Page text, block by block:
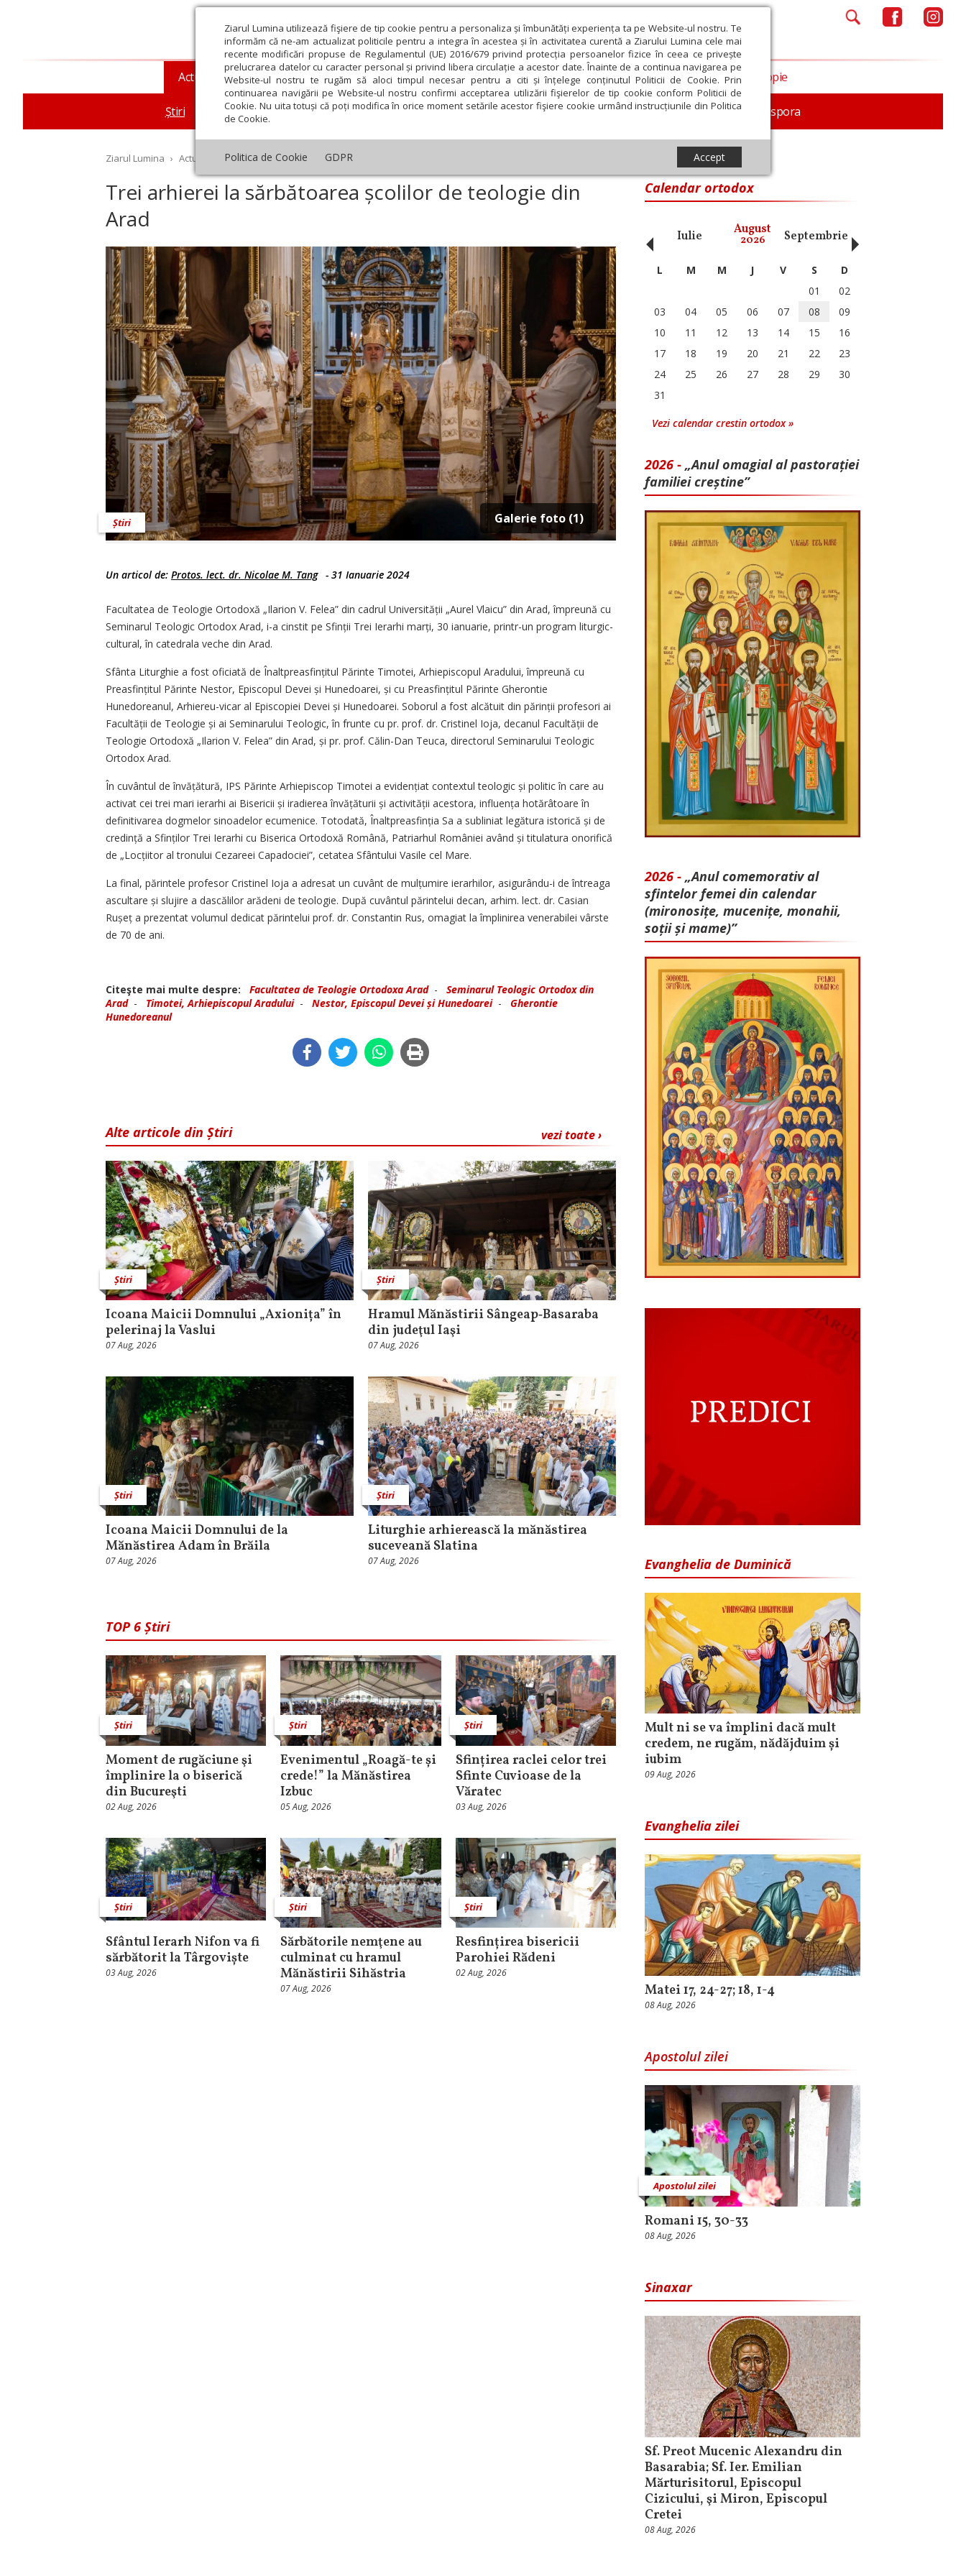
Ziarul Lumina utilizează fişiere de tip cookie pentru a personaliza și îmbunătăți experiența ta pe Website-ul nostru. Te
informăm că ne-am actualizat politicile pentru a integra în acestea și în activitatea curentă a Ziarului Lumina cele mai
recente modificări propuse de Regulamentul (UE) 2016/679 privind protecția persoanelor fizice în ceea ce privește
prelucrarea datelor cu caracter personal și privind libera circulație a acestor date. Înainte de a continua navigarea pe
Website-ul nostru te rugăm să aloci timpul necesar pentru a citi și înțelege conținutul Politicii de Cookie. Prin
continuarea navigării pe Website-ul nostru confirmi acceptarea utilizării fişierelor de tip cookie conform Politicii de
Cookie. Nu uita totuși că poți modifica în orice moment setările acestor fişiere cookie urmând instrucțiunile din Politica
de Cookie.
Politica de Cookie GDPR Accept
Actualitate religioasă
Știri Mesaje și cuvântări An omagial Comunicate de presă Documentar In memoriam Diaspora
Teologie și spiritualitate Educaţie și Cultură Societate Opinii Filantropie
Ziarul Lumina › Actualitate religioasă › Știri › Trei arhierei la sărbătoarea școlilor de teologie din Arad
Trei arhierei la sărbătoarea școlilor de teologie din
Arad
Galerie foto (1)
Știri
Un articol de: Protos. lect. dr. Nicolae M. Tang - 31 Ianuarie 2024
Facultatea de Teologie Ortodoxă „Ilarion V. Felea” din cadrul Universității „Aurel Vlaicu” din Arad, împreună cu
Seminarul Teologic Ortodox Arad, i-a cinstit pe Sfinții Trei Ierarhi marți, 30 ianuarie, printr-un program liturgic-
cultural, în catedrala veche din Arad.
Sfânta Liturghie a fost oficiată de Înaltpreasfințitul Părinte Timotei, Arhiepiscopul Aradului, împreună cu
Preasfințitul Părinte Nestor, Episcopul Devei și Hunedoarei, și cu Preasfințitul Părinte Gherontie
Hunedoreanul, Arhi­ereu-vicar al Episcopiei Devei și Hunedoarei. Soborul a fost alcătuit din părinții profesori ai
Facultății de Teologie și ai Seminarului Teologic, în frunte cu pr. prof. dr. Cristinel Ioja, decanul Facultății de
Teologie Ortodoxă „Ilarion V. Felea” din Arad, și pr. prof. Călin-Dan Teuca, directorul Seminarului Teologic
Ortodox Arad.
În cuvântul de învățătură, IPS Părinte Arhiepiscop Timotei a evidențiat contextul teologic și politic în care au
activat cei trei mari ierarhi ai Bisericii și iradierea învățăturii și activității acestora, influența hotărâtoare în
definitivarea dogmelor sinoadelor ecumenice. Totodată, Înaltprea­sfinția Sa a subliniat legătura istorică și de
credință a Sfinților Trei Ierarhi cu Biserica Ortodoxă Română, Patriarhul României având și titulatura onorifică
de „Locțiitor al tronului Cezareei Capadociei”, cetatea Sfântului Vasile cel Mare.
La final, părintele profesor Cristinel Ioja a adresat un cuvânt de mulțumire ierarhilor, asigurându-i de întreaga
ascultare și slujire a dascălilor arădeni de teologie. După cuvântul părintelui decan, arhim. lect. dr. Casian
Rușeț a prezentat volumul de­dicat părintelui prof. dr. Constantin Rus, omagiat la împlinirea venerabilei vârste
de 70 de ani.
Citeşte mai multe despre: Facultatea de Teologie Ortodoxa Arad- Seminarul Teologic Ortodox din
Arad- Timotei, Arhiepiscopul Aradului- Nestor, Episcopul Devei și Hunedoarei- Gherontie
Hunedoreanul
vezi toate ›
Alte articole din Știri
Știri
Icoana Maicii Domnului „Axionița” în
pelerinaj la Vaslui
07 Aug, 2026
Știri
Hramul Mănăstirii Sângeap‑Basaraba
din judeţul Iaşi
07 Aug, 2026
Știri
Icoana Maicii Domnului de la
Mănăstirea Adam în Brăila
07 Aug, 2026
Știri
Liturghie arhierească la mănăstirea
suceveană Slatina
07 Aug, 2026
TOP 6 Știri
Știri
Moment de rugăciune şi
împlinire la o biserică
din Bucureşti
02 Aug, 2026
Știri
Evenimentul „Roagă-te și
crede!” la Mănăstirea
Izbuc
05 Aug, 2026
Știri
Sfințirea raclei celor trei
Sfinte Cuvioase de la
Văratec
03 Aug, 2026
Știri
Sfântul Ierarh Nifon va fi
sărbătorit la Târgoviște
03 Aug, 2026
Știri
Sărbătorile nemţene au
culminat cu hramul
Mănăstirii Sihăstria
07 Aug, 2026
Știri
Resfințirea bisericii
Parohiei Rădeni
02 Aug, 2026
Calendar ortodox
Iulie August
2026 Septembrie Octombrie
‹ L M M J V S
D
01
02
03
04 05 06 07 08
09
10
11 12 13 14 15
16
17
18 19 20 21 22
23
24
25 26 27 28 29
30
31
Vezi calendar crestin ortodox »
2026 - „Anul omagial al pastorației
familiei creștine”
2026 - „Anul comemorativ al
sfintelor femei din calendar
(mironosițe, mu­cenițe, monahii,
soții și mame)”
Evanghelia de Duminică
Mult ni se va împlini dacă mult
credem, ne rugăm, nădăjduim și
iubim
09 Aug, 2026
Evanghelia zilei
Matei 17, 24-27; 18, 1-4
08 Aug, 2026
Apostolul zilei
Apostolul zilei
Romani 15, 30-33
08 Aug, 2026
Sinaxar
Sf. Preot Mucenic Alexandru din
Basarabia; Sf. Ier. Emilian
Mărturisitorul, Episcopul
Cizicului, şi Miron, Episcopul
Cretei
08 Aug, 2026